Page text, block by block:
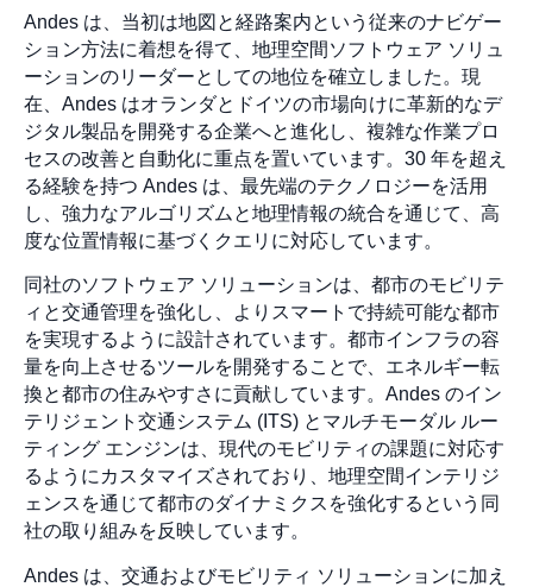
Andes は、当初は地図と経路案内という従来のナビゲー
ション方法に着想を得て、地理空間ソフトウェア ソリュ
ーションのリーダーとしての地位を確立しました。現
在、Andes はオランダとドイツの市場向けに革新的なデ
ジタル製品を開発する企業へと進化し、複雑な作業プロ
セスの改善と自動化に重点を置いています。30 年を超え
る経験を持つ Andes は、最先端のテクノロジーを活用
し、強力なアルゴリズムと地理情報の統合を通じて、高
度な位置情報に基づくクエリに対応しています。
同社のソフトウェア ソリューションは、都市のモビリテ
ィと交通管理を強化し、よりスマートで持続可能な都市
を実現するように設計されています。都市インフラの容
量を向上させるツールを開発することで、エネルギー転
換と都市の住みやすさに貢献しています。Andes のイン
テリジェント交通システム (ITS) とマルチモーダル ルー
ティング エンジンは、現代のモビリティの課題に対応す
るようにカスタマイズされており、地理空間インテリジ
ェンスを通じて都市のダイナミクスを強化するという同
社の取り組みを反映しています。
Andes は、交通およびモビリティ ソリューションに加え